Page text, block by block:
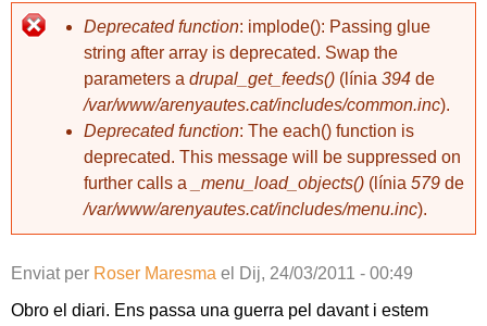
Deprecated function: implode(): Passing glue
string after array is deprecated. Swap the
parameters a drupal_get_feeds() (línia 394 de
/var/www/arenyautes.cat/includes/common.inc).
Deprecated function: The each() function is
deprecated. This message will be suppressed on
further calls a
_menu_load_objects() (línia 579 de
/var/www/arenyautes.cat/includes/menu.inc).
Enviat per Roser Maresma el
Dij, 24/03/2011 - 00:49
Obro el diari. Ens passa una guerra pel davant i estem